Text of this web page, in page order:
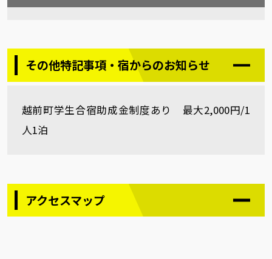
その他特記事項・宿からのお知らせ
越前町学生合宿助成金制度あり 最大2,000円/1
人1泊
アクセスマップ